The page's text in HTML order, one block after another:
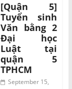
[Quận 5]
Tuyển sinh
Văn bằng 2
Đại học
Luật tại
quận 5
TPHCM
September 15,